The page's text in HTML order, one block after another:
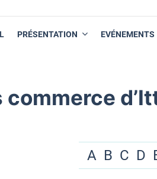
PRÉSENTATION EVÉNEMENTS
A B C D